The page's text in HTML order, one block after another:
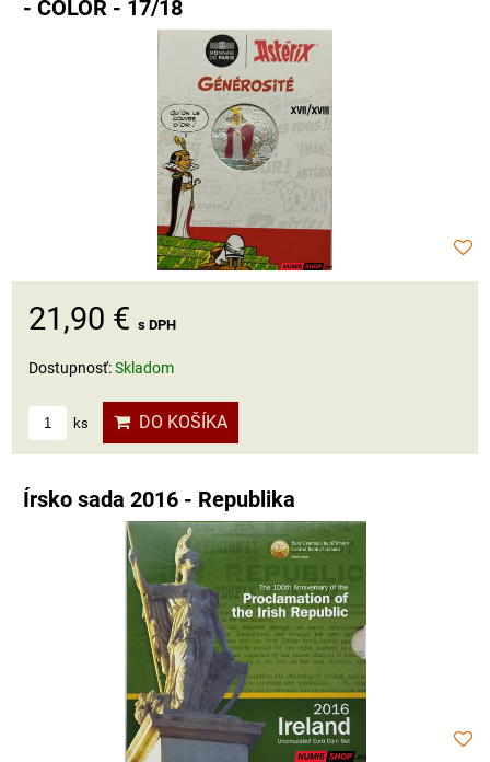
- COLOR - 17/18
21,90 € s DPH
Dostupnosť:Skladom
ks DO KOŠÍKA
Írsko sada 2016 - Republika